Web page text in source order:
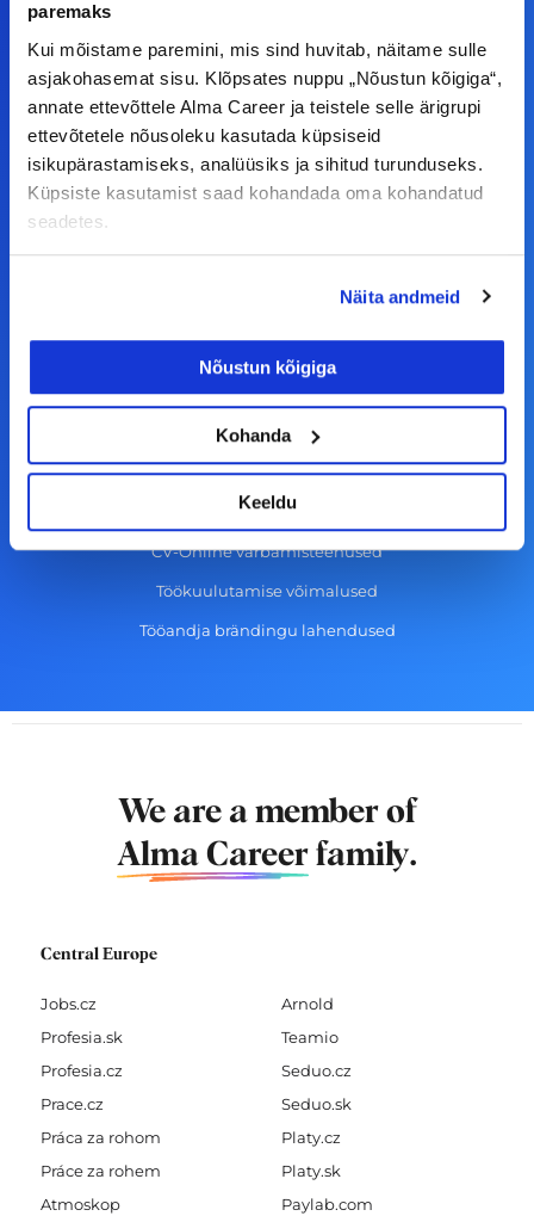
paremaks
Kui mõistame paremini, mis sind huvitab, näitame sulle
asjakohasemat sisu. Klõpsates nuppu „Nõustun kõigiga“,
annate ettevõttele Alma Career ja teistele selle ärigrupi
ettevõtetele nõusoleku kasutada küpsiseid
isikupärastamiseks, analüüsiks ja sihitud turunduseks.
Küpsiste kasutamist saad kohandada oma kohandatud
seadetes.
Näita andmeid
Nõustun kõigiga
Kohanda
Keeldu
F
a
c
e
b
o
-
I
n
s
t
a
r
m
L
i
n
k
e
i
Y
o
u
t
u
e
© Alma Career Estonia OÜ
KKK
Kasutustingimused
Tööandjale
Lisa töökuulutus CV.ee lehele
CV-Online värbamisteenused
Töökuulutamise võimalused
Tööandja brändingu lahendused
We are a member of
Alma Career family.
Central Europe
Jobs.cz
Profesia.sk
Profesia.cz
Prace.cz
Práca za rohom
Práce za rohem
Atmoskop
Arnold
Teamio
Seduo.cz
Seduo.sk
Platy.cz
Platy.sk
Paylab.com